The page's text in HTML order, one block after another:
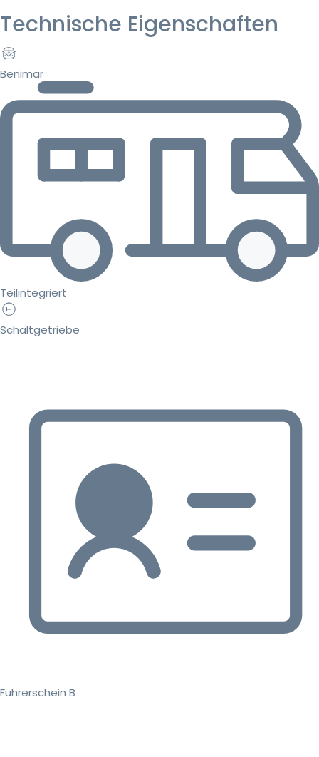
Technische Eigenschaften
Benimar
Teilintegriert
Schaltgetriebe
Führerschein B